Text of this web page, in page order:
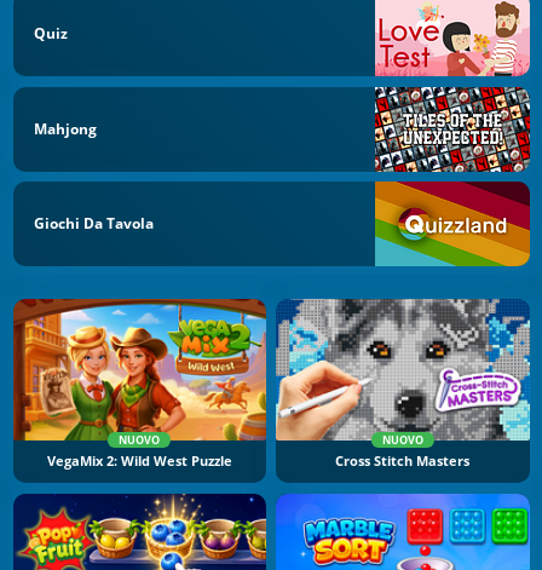
Quiz
Mahjong
Giochi Da Tavola
NUOVO
VegaMix 2: Wild West Puzzle
NUOVO
Cross Stitch Masters